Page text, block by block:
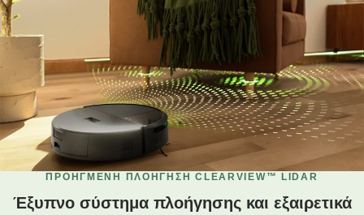
ΠΡΟΗΓΜΈΝΗ ΠΛΟΉΓΗΣΗ CLEARVIEW™ LIDAR
Έξυπνο σύστημα πλοήγησης και εξαιρετικά